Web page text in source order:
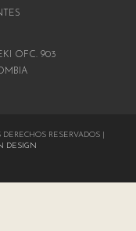
OFC. 903
RESERVADOS |
DESIGN